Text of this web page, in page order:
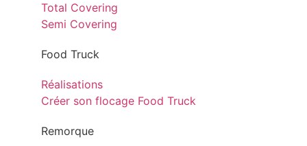
Total Covering
Semi Covering
Food Truck
Réalisations
Créer son flocage Food Truck
Remorque